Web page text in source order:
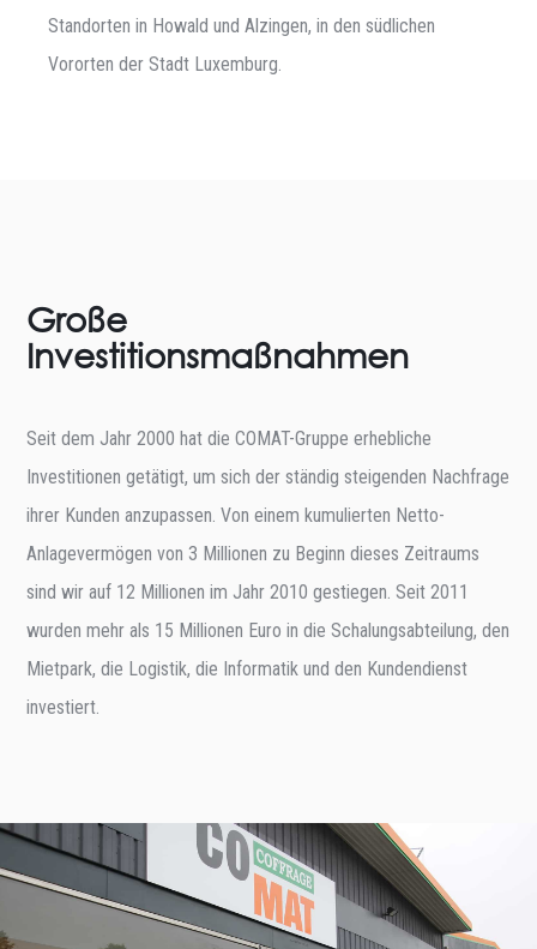
Standorten in Howald und Alzingen, in den südlichen
Vororten der Stadt Luxemburg.
Große
Investitionsmaßnahmen
Seit dem Jahr 2000 hat die COMAT-Gruppe erhebliche
Investitionen getätigt, um sich der ständig steigenden Nachfrage
ihrer Kunden anzupassen. Von einem kumulierten Netto-
Anlagevermögen von 3 Millionen zu Beginn dieses Zeitraums
sind wir auf 12 Millionen im Jahr 2010 gestiegen. Seit 2011
wurden mehr als 15 Millionen Euro in die Schalungsabteilung, den
Mietpark, die Logistik, die Informatik und den Kundendienst
investiert.